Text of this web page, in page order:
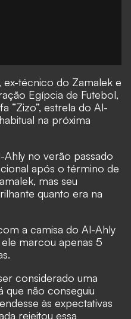
ex-técnico do Zamalek e
Egípcia de Futebol,
“Zizo”, estrela do Al-
na próxima
no verão passado
após o término de
mas seu
quanto era na
a camisa do Al-Ahly
marcou apenas 5
considerado uma
que não conseguiu
às expectativas
rejeitou essa